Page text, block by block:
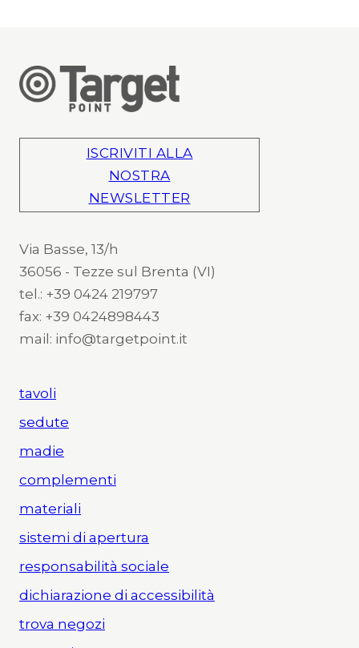
ISCRIVITI ALLA
NOSTRA
NEWSLETTER
Via Basse, 13/h
36056 - Tezze sul Brenta (VI)
tel.: +39 0424 219797
fax: +39 0424898443
mail: info@targetpoint.it
tavoli
sedute
madie
complementi
materiali
sistemi di apertura
responsabilità sociale
dichiarazione di accessibilità
trova negozi